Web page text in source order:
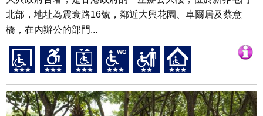
北部，地址為震寰路16號，鄰近大興花園、卓爾居及蔡意
橋，在內辦公的部門...